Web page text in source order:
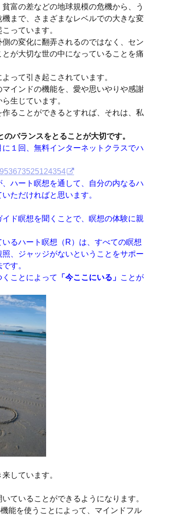
富の差などの地球規模の危機から、う
まで、さまざまなレベルでの大きな変
っています。
の変化に翻弄されるのではなく、セン
が大切な世の中になっていることを痛
って引き起こされています。
インドの機能を、愛や思いやりや感謝
生じています。
ることができるとすれば、それは、私
バランスをとることが大切です。
１回、無料インターネットクラスでハ
ハート瞑想を通して、自分の内なるハ
ただければと思います。
ド瞑想を聞くことで、瞑想の体験に親
るハート瞑想（R）は、すべての瞑想
、ジャッジがないということをサポー
す。
ことによって
「今ここにいる」 ことが
しています。
いていることができるようになります。
能を使うことによって、マインドフル